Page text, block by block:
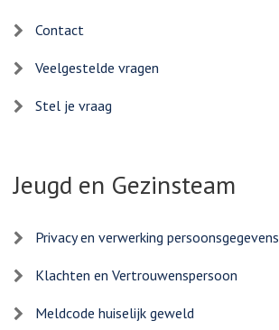
Contact
Veelgestelde vragen
Stel je vraag
Jeugd en Gezinsteam
Privacy en verwerking persoonsgegevens
Klachten en Vertrouwenspersoon
Meldcode huiselijk geweld